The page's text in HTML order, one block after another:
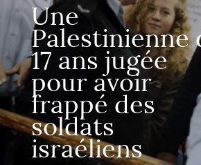
Une
Palestinienne
17 ans jugée
pour avoir
frappé des
soldats
israéliens